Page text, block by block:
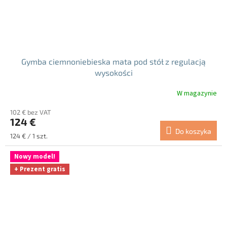
Gymba ciemnoniebieska mata pod stół z regulacją
wysokości
W magazynie
102 € bez VAT
124 €
Cena
jednostkowa:
124 € / 1 szt.
Do koszyka
Nowy model!
+ Prezent gratis